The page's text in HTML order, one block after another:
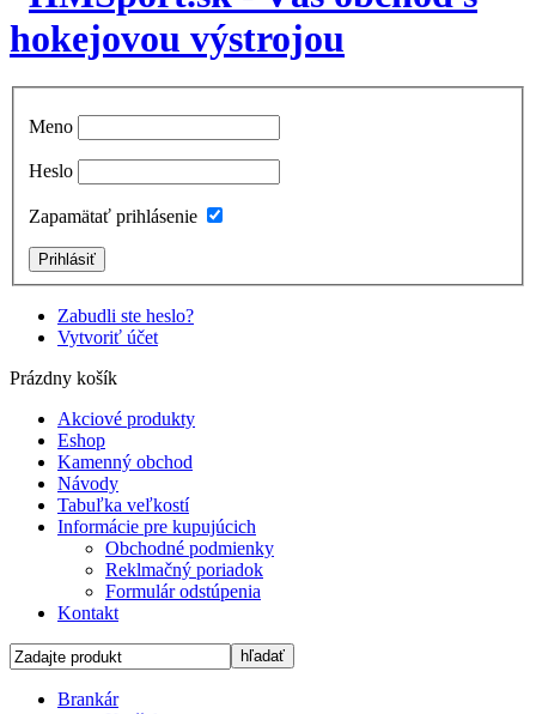
Meno
Heslo
Zapamätať prihlásenie
Zabudli ste heslo?
Vytvoriť účet
Prázdny košík
Akciové produkty
Eshop
Kamenný obchod
Návody
Tabuľka veľkostí
Informácie pre kupujúcich
Obchodné podmienky
Reklmačný poriadok
Formulár odstúpenia
Kontakt
Brankár